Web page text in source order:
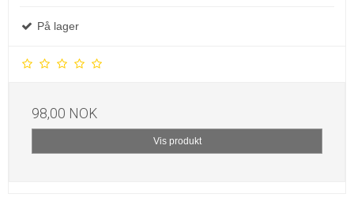
På lager
98,00 NOK
Vis produkt